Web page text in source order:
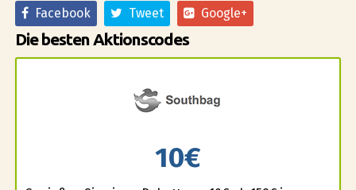
Facebook Tweet Google+
Die besten Aktionscodes
10€